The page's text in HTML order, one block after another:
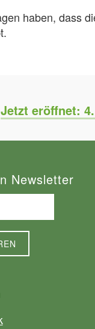
haben, dass
Jetzt eröffnet:
Newsletter